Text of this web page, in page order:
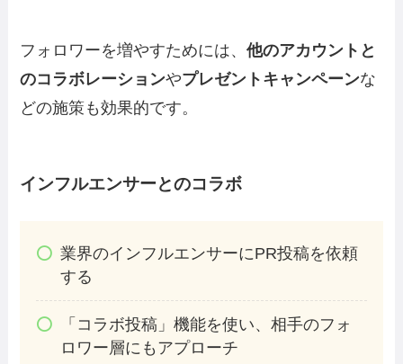
フォロワーを増やすためには、他のアカウントと
のコラボレーションやプレゼントキャンペーンな
どの施策も効果的です。
インフルエンサーとのコラボ
業界のインフルエンサーにPR投稿を依頼
する
「コラボ投稿」機能を使い、相手のフォ
ロワー層にもアプローチ